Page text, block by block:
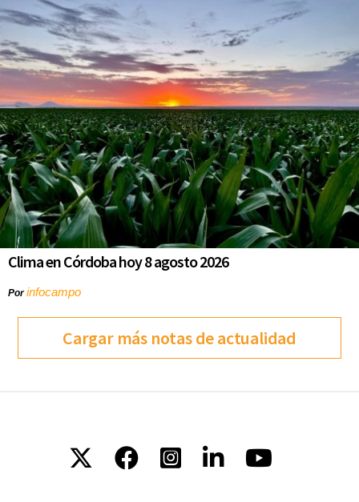
Clima en Córdoba hoy 8 agosto 2026
Porinfocampo
Cargar más notas de actualidad